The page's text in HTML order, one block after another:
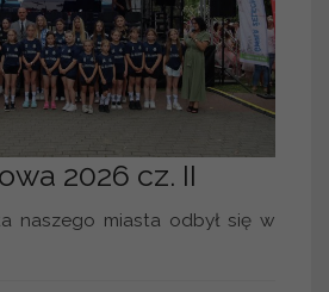
2026 cz. II
naszego miasta odbył się w